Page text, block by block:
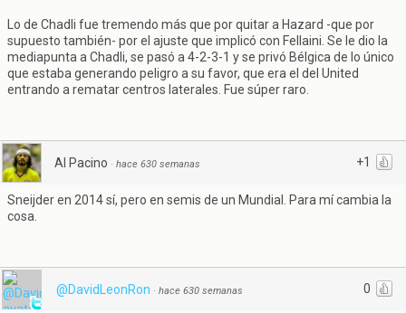
Lo de Chadli fue tremendo más que por quitar a Hazard -que por
supuesto también- por el ajuste que implicó con Fellaini. Se le dio la
mediapunta a Chadli, se pasó a 4-2-3-1 y se privó Bélgica de lo único
que estaba generando peligro a su favor, que era el del United
entrando a rematar centros laterales. Fue súper raro.
+1
Al Pacino · hace 630 semanas
Sneijder en 2014 sí, pero en semis de un Mundial. Para mí cambia la
cosa.
0
@DavidLeonRon · hace 630 semanas